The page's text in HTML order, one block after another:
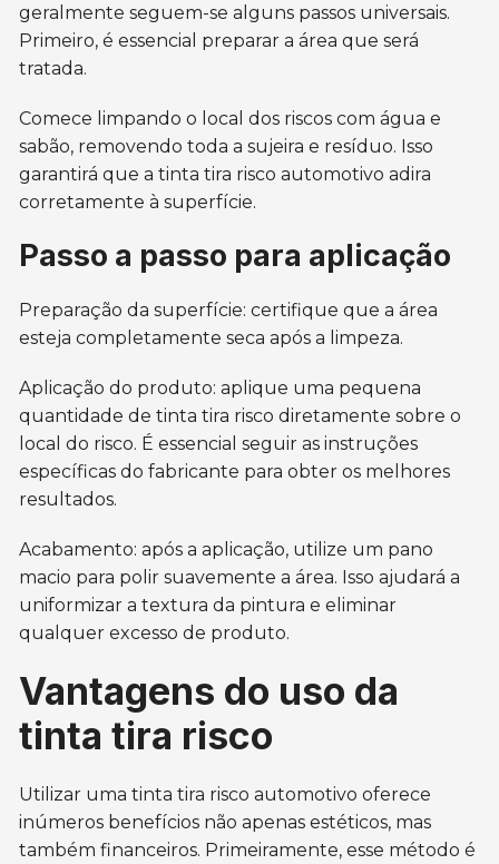
geralmente seguem-se alguns passos universais.
Primeiro, é essencial preparar a área que será
tratada.
Comece limpando o local dos riscos com água e
sabão, removendo toda a sujeira e resíduo. Isso
garantirá que a tinta tira risco automotivo adira
corretamente à superfície.
Passo a passo para aplicação
Preparação da superfície: certifique que a área
esteja completamente seca após a limpeza.
Aplicação do produto: aplique uma pequena
quantidade de tinta tira risco diretamente sobre o
local do risco. É essencial seguir as instruções
específicas do fabricante para obter os melhores
resultados.
Acabamento: após a aplicação, utilize um pano
macio para polir suavemente a área. Isso ajudará a
uniformizar a textura da pintura e eliminar
qualquer excesso de produto.
Vantagens do uso da
tinta tira risco
Utilizar uma tinta tira risco automotivo oferece
inúmeros benefícios não apenas estéticos, mas
também financeiros. Primeiramente, esse método é